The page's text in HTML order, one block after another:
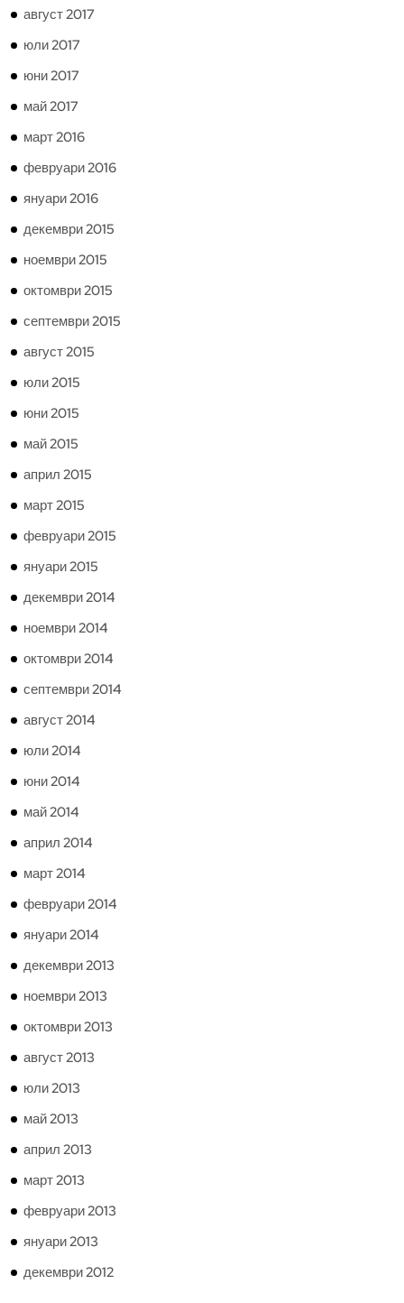
август 2017
юли 2017
юни 2017
май 2017
март 2016
февруари 2016
януари 2016
декември 2015
ноември 2015
октомври 2015
септември 2015
август 2015
юли 2015
юни 2015
май 2015
април 2015
март 2015
февруари 2015
януари 2015
декември 2014
ноември 2014
октомври 2014
септември 2014
август 2014
юли 2014
юни 2014
май 2014
април 2014
март 2014
февруари 2014
януари 2014
декември 2013
ноември 2013
октомври 2013
август 2013
юли 2013
май 2013
април 2013
март 2013
февруари 2013
януари 2013
декември 2012